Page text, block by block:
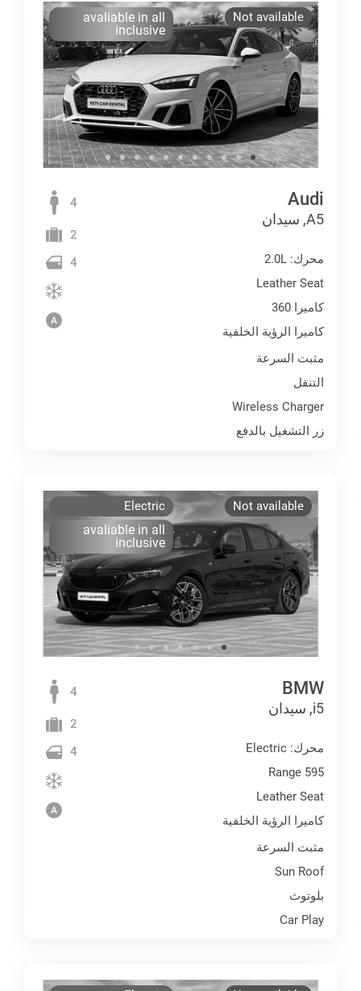
Not available
avaliable in all
inclusive
Audi
A5, سيدان
محرك: 2.0L
Leather Seat
كاميرا 360
كاميرا الرؤية الخلفية
مثبت السرعة
التنقل
Wireless Charger
زر التشغيل بالدفع
4
2
4
Not available
Electric
avaliable in all
inclusive
BMW
i5, سيدان
محرك: Electric
Range 595
Leather Seat
كاميرا الرؤية الخلفية
مثبت السرعة
Sun Roof
بلوتوث
Car Play
4
2
4